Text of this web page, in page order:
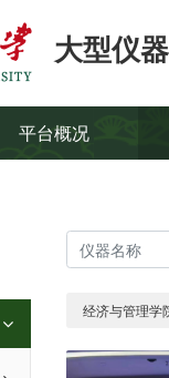
大型仪
平台概况
经济与管理学